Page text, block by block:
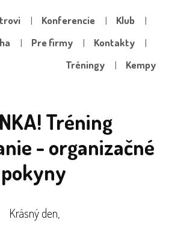
Konferencie
Klub
Pre firmy
Kontakty
Tréningy
Kempy
Tréning
- organizačné
pokyny
Krásný den,